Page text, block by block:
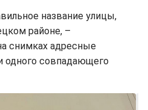
название улицы,
районе, –
снимках адресные
одного совпадающего